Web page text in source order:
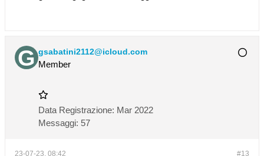
gsabatini2112@icloud.com
Member
Data Registrazione: Mar 2022
Messaggi: 57
#13
23-07-23, 08:42